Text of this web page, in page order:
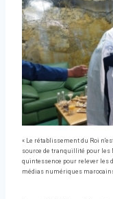
« Le rétablissement du Roi
source de tranquillité pour les
quintessence pour relever les
médias numériques